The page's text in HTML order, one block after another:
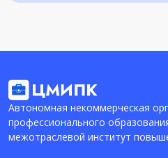
Автономная некоммерческая
профессионального
межотраслевой институт